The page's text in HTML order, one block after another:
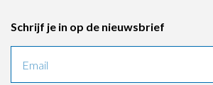
Schrijf je in op de nieuwsbrief